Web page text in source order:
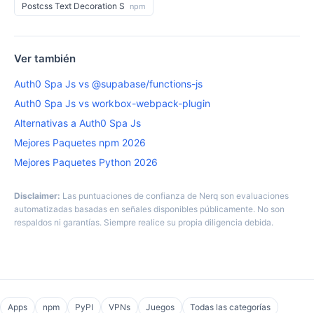
Postcss Text Decoration S npm
Ver también
Auth0 Spa Js vs @supabase/functions-js
Auth0 Spa Js vs workbox-webpack-plugin
Alternativas a Auth0 Spa Js
Mejores Paquetes npm 2026
Mejores Paquetes Python 2026
Disclaimer: Las puntuaciones de confianza de Nerq son evaluaciones
automatizadas basadas en señales disponibles públicamente. No son
respaldos ni garantías. Siempre realice su propia diligencia debida.
Apps npm PyPI VPNs Juegos
Todas las categorías